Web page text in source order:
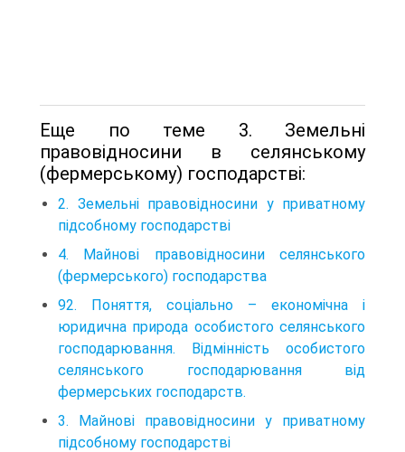
Еще по теме 3. Земельнi
правовiдносини в селянському
(фермерському) господарствi:
2. Земельнi правовiдносини у приватному
пiдсобному господарствi
4. Майновi правовiдносини селянського
(фермерського) господарства
92. Поняття, соціально – економічна і
юридична природа особистого селянського
господарювання. Відмінність особистого
селянського господарювання від
фермерських господарств.
3. Майновi правовiдносини у приватному
пiдсобному господарствi